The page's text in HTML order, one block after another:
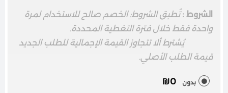
الشروط : تُطبق الشروط: الخصم صالح للاستخدام لمرة
واحدة فقط خلال فترة التغطية المحددة.
يُشترط ألا تتجاوز القيمة الإجمالية للطلب الجديد
قيمة الطلب الأصلي.
بدون ₪0